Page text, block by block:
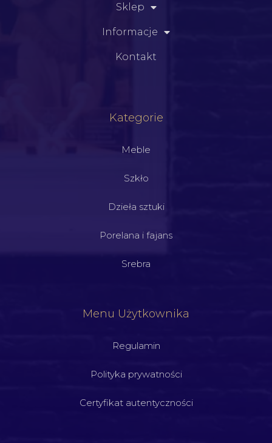
Sklep
Informacje
Kontakt
Kategorie
Meble
Szkło
Dzieła sztuki
Porelana i fajans
Srebra
Menu Użytkownika
Regulamin
Polityka prywatności
Certyfikat autentyczności